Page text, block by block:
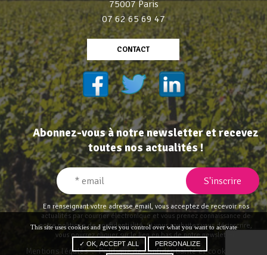
75007 Paris
07 62 65 69 47
CONTACT
Abonnez-vous à notre newsletter et recevez
toutes nos actualités !
En renseignant votre adresse email, vous acceptez de recevoir nos
actualités par courrier électronique et vous prenez connaissance de
notre politique de confidentialité. Si vous souhaitez vous désinscrire,
vous pourrez cliquer sur le lien en bas de notre newsletter.
Mentions légales Politique de confidentialité et cookies
This site uses cookies and gives you control over what you want to activate
✓ OK, ACCEPT ALL PERSONALIZE